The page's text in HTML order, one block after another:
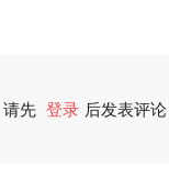
请先 登录 后发表评